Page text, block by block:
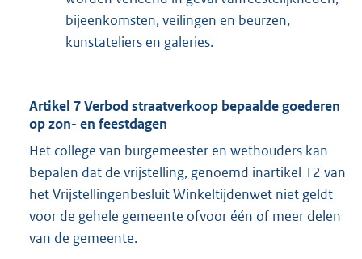
bijeenkomsten, veilingen en beurzen,
kunstateliers en galeries.
Artikel 7 Verbod straatverkoop bepaalde goederen
op zon- en feestdagen
Het college van burgemeester en wethouders kan
bepalen dat de vrijstelling, genoemd inartikel 12 van
het Vrijstellingenbesluit Winkeltijdenwet niet geldt
voor de gehele gemeente ofvoor één of meer delen
van de gemeente.